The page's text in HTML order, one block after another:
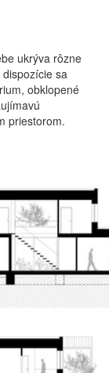
ukrýva rôzne
sa
obklopené
priestorom.